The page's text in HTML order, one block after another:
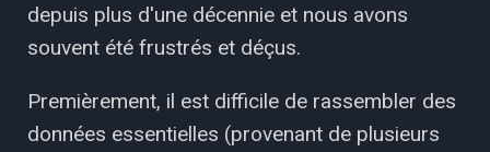
depuis plus d'une décennie et nous avons
souvent été frustrés et déçus.
Premièrement, il est difficile de rassembler des
données essentielles (provenant de plusieurs